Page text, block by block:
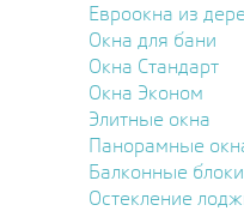
Евроокна из
Окна для бани
Окна Стандарт
Окна Эконом
Элитные окна
Панорамные
Балконные
Остекление